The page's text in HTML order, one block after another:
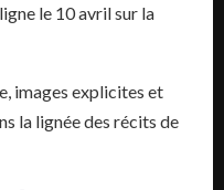
le 10 avril sur la
images explicites et
la lignée des récits de